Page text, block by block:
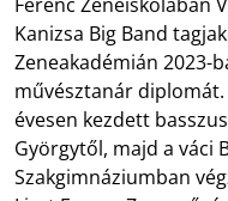
Kanizsa Big Band
Zeneakadémián 2023-
művésztanár
évesen kezdett
Györgytől, majd a váci
Szakgimnáziumban